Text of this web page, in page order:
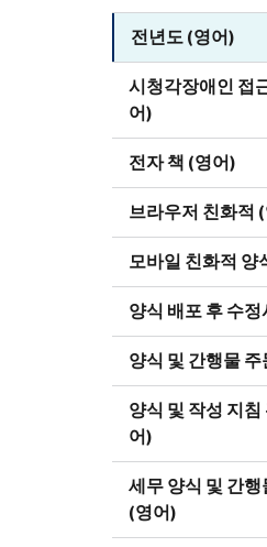
전년도 (영어)
시청각장애인 접
어)
전자 책 (영어)
브라우저 친화적
모바일 친화적 양
양식 배포 후 수
양식 및 간행물 주
양식 및 작성 지
어)
세무 양식 및 간
(영어)